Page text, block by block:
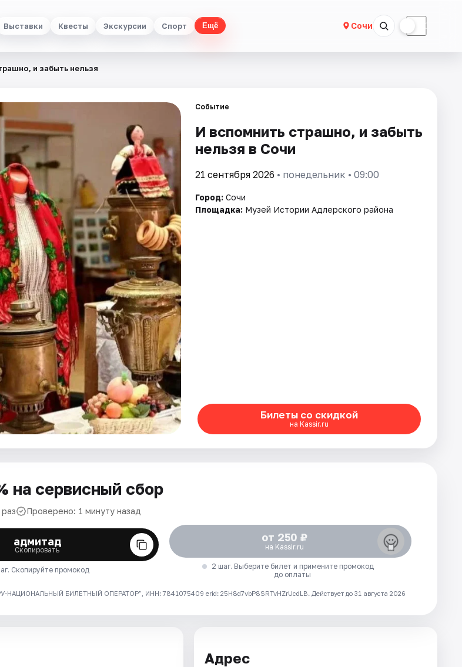
Выставки Квесты Экскурсии Спорт Ещё Сочи ☾
и забыть нельзя
Событие
И вспомнить страшно, и забыть
нельзя в Сочи
21 сентября 2026 • понедельник • 09:00
Город: Сочи
Площадка: Музей Истории Адлерского района
Билеты со скидкой
на Kassir.ru
на сервисный сбор
Проверено: 1 минуту назад
адмитад
Скопировать
Скопируйте промокод
от 250 ₽
на Kassir.ru
2 шаг. Выберите билет и примените промокод
до оплаты
НАЦИОНАЛЬНЫЙ БИЛЕТНЫЙ ОПЕРАТОР", ИНН: 7841075409 erid: 25H8d7vbP8SRTvHZrUcdLB. Действует до 31 августа 2026
Адрес